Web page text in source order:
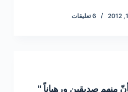
6 تعليقات
منهم صديقين ورهباناً "